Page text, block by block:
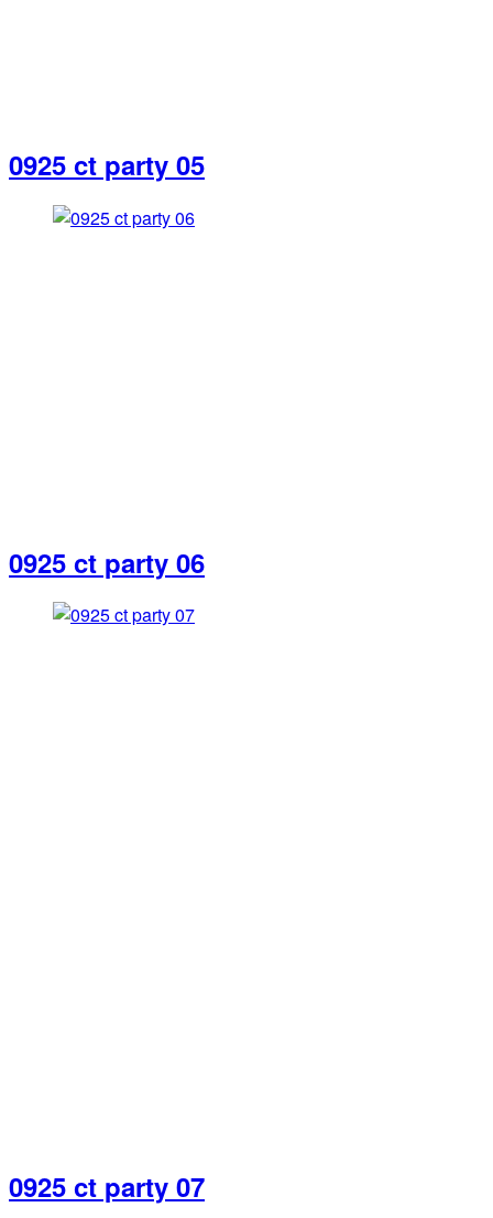
0925 ct party 05
0925 ct party 06
0925 ct party 07